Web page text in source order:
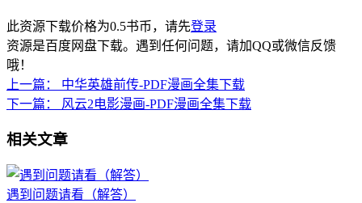
此资源下载价格为0.5书币，请先登录
资源是百度网盘下载。遇到任何问题，请加QQ或微信反馈
哦！
上一篇：
中华英雄前传-PDF漫画全集下载
下一篇：
风云2电影漫画-PDF漫画全集下载
相关文章
遇到问题请看（解答）